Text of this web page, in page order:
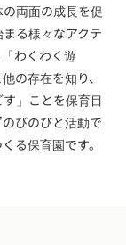
両面の成長を促
る様々なアクテ
わくわく遊
の存在を知り、
」ことを保育目
びのびと活動で
る保育園です。